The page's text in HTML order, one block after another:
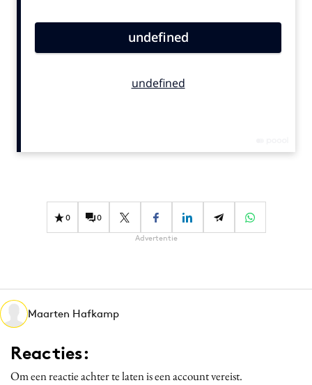
Carriere
Diversiteit
Interne communicatie
Martech
Media
Merkstrategie
PR
0 0
Advertentie
Maarten Hafkamp
Reacties:
Om een reactie achter te laten is een account vereist.